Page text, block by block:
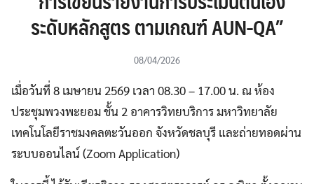
ระดับหลักสูตร ตามเกณฑ์ AUN-QA”
08/04/2026
เมื่อวันที่ 8 เมษายน 2569 เวลา 08.30 – 17.00 น. ณ ห้อง
ประชุมพวงพะยอม ชั้น 2 อาคารวิทยบริการ มหาวิทยาลัย
เทคโนโลยีราชมงคลตะวันออก จังหวัดชลบุรี และถ่ายทอดผ่าน
ระบบออนไลน์ (Zoom Application)